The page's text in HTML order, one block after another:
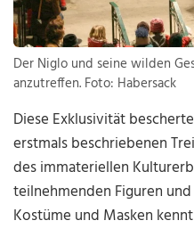
Der Niglo und seine wilden
anzutreffen. Foto: Habersack
Diese Exklusivität
erstmals beschriebenen
des immateriellen
teilnehmenden Figuren
Kostüme und Masken